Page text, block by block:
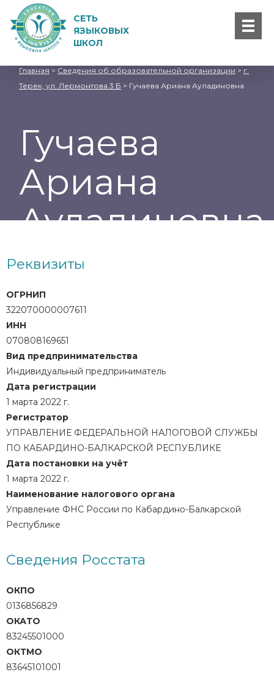
СЕТЬ
ЯЗЫКОВЫХ
ШКОЛ
Главная > Сведения об образовательной организации > г.
Терек, ул. Лермонтова 3 Б > Гучаева Ариана Ауладиновна
Гучаева
Ариана
Ауладиновна
Реквизиты
ОГРНИП
322070000007611
ИНН
070808169651
Вид предпринимательства
Индивидуальный предприниматель
Дата регистрации
1 марта 2022 г.
Регистратор
УПРАВЛЕНИЕ ФЕДЕРАЛЬНОЙ НАЛОГОВОЙ СЛУЖБЫ
ПО КАБАРДИНО-БАЛКАРСКОЙ РЕСПУБЛИКЕ
Дата постановки на учёт
1 марта 2022 г.
Наименование налогового органа
Управление ФНС России по Кабардино-Балкарской
Республике
Сведения Росстата
ОКПО
0136856829
ОКАТО
83245501000
ОКТМО
83645101001